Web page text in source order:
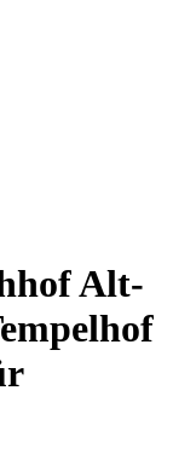
Alt-